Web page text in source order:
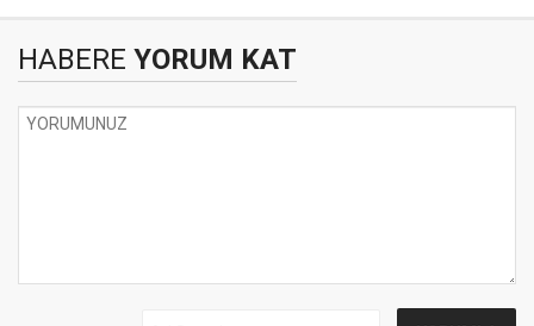
HABERE YORUM KAT